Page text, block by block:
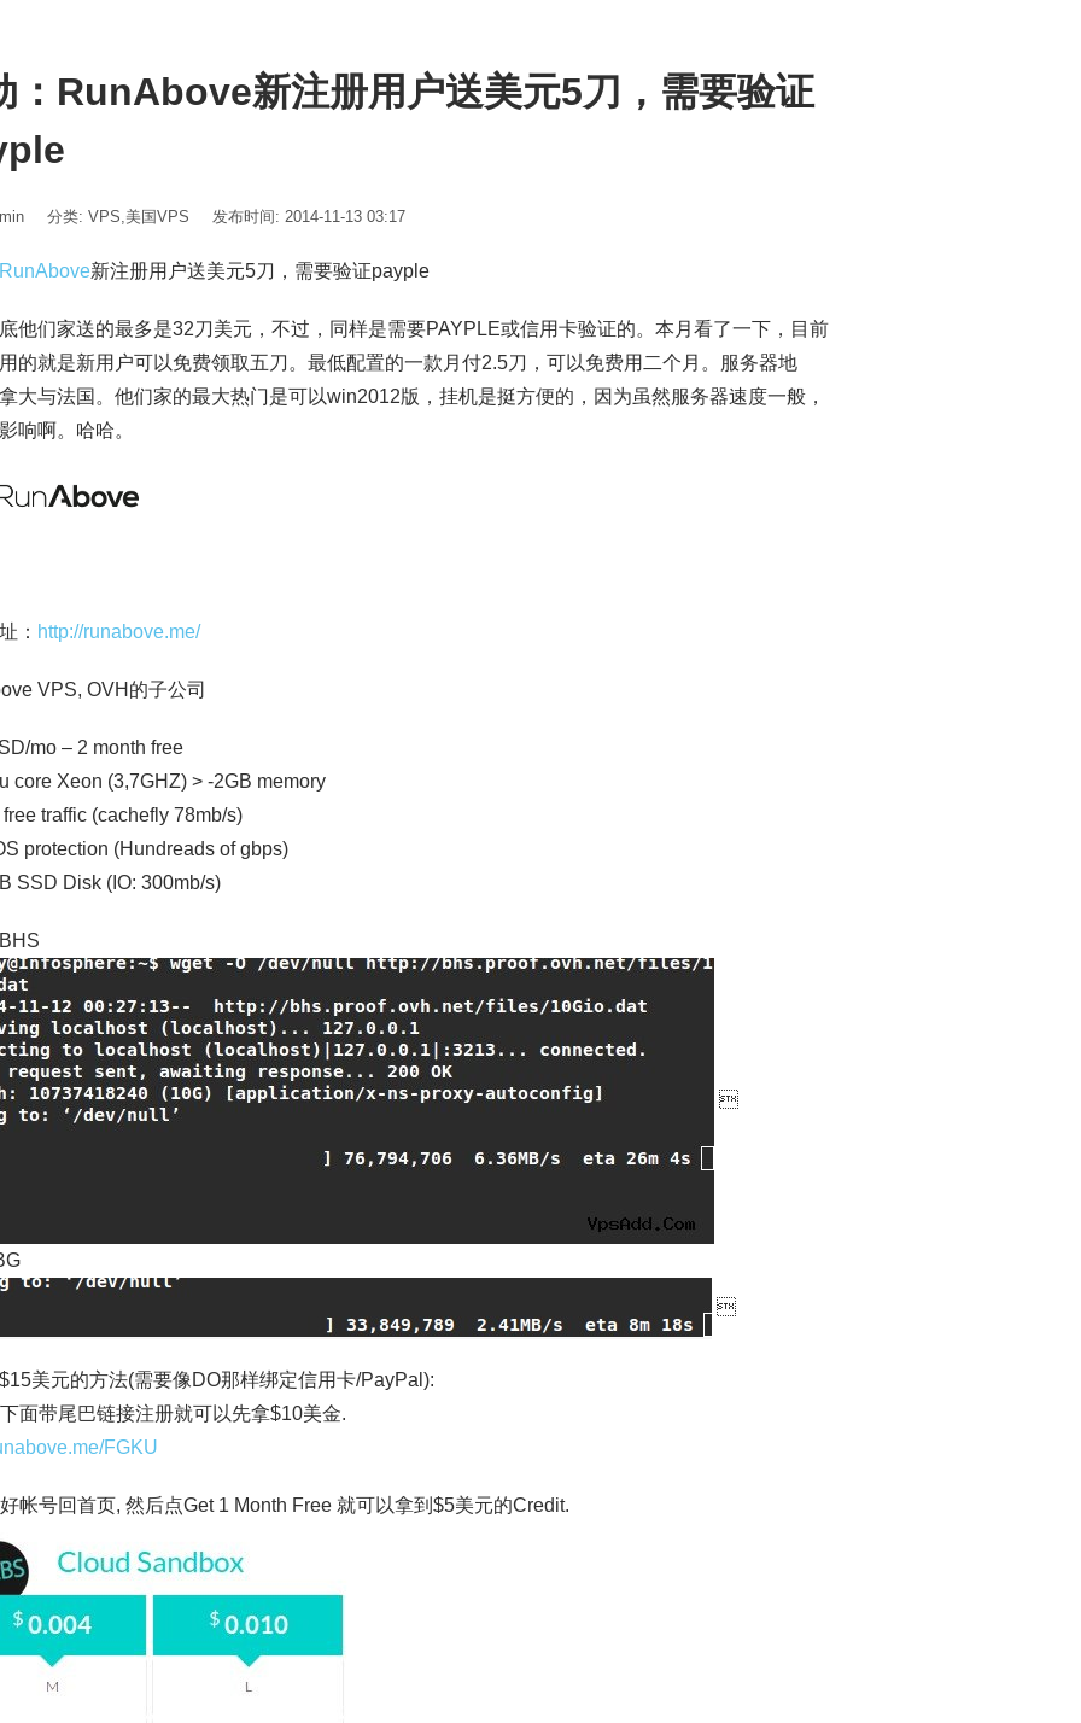
：RunAbove新注册用户送美元5刀，需要验证
分类: VPS,美国VPS 发布时间: 2014-11-13 03:17
RunAbove新注册用户送美元5刀，需要验证payple
他们家送的最多是32刀美元，不过，同样是需要PAYPLE或信用卡验证的。本月看了一下，目前
的就是新用户可以免费领取五刀。最低配置的一款月付2.5刀，可以免费用二个月。服务器地
大与法国。他们家的最大热门是可以win2012版，挂机是挺方便的，因为虽然服务器速度一般，
响啊。哈哈。
： http://runabove.me/
VPS, OVH的子公司
mo – 2 month free
core Xeon (3,7GHZ) > -2GB memory
traffic (cachefly 78mb/s)
protection (Hundreads of gbps)
SSD Disk (IO: 300mb/s)


美元的方法(需要像DO那样绑定信用卡/PayPal):
面带尾巴链接注册就可以先拿$10美金.
FGKU
帐号回首页, 然后点Get 1 Month Free 就可以拿到$5美元的Credit.